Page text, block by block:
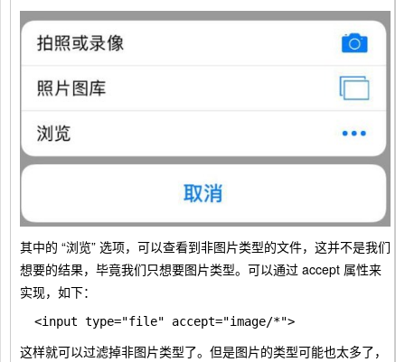
其中的 “浏览” 选项，可以查看到非图片类型的文件，这并不是我们
想要的结果，毕竟我们只想要图片类型。可以通过 accept 属性来
实现，如下：
这样就可以过滤掉非图片类型了。但是图片的类型可能也太多了，